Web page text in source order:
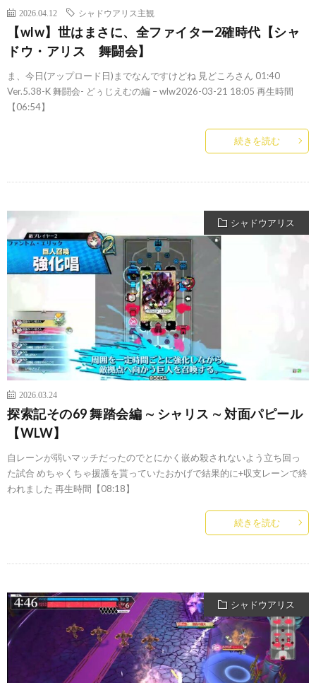
2026.04.12 シャドウアリス主観
【wlw】世はまさに、全ファイター2確時代【シャ
ドウ・アリス 舞闘会】
ま、今日(アップロード日)までなんですけどね 見どころさん 01:40
Ver.5.38-K 舞闘会- どぅじえむの編 – wlw2026-03-21 18:05 再生時間
【06:54】
続きを読む
シャドウアリス
2026.03.24
探索記その69 舞踏会編 ∼ シャリス ∼ 対面パピール
【WLW】
自レーンが弱いマッチだったのでとにかく嵌め殺されないよう立ち回っ
た試合 めちゃくちゃ援護を貰っていたおかげで結果的に+収支レーンで終
われました 再生時間【08:18】
続きを読む
シャドウアリス